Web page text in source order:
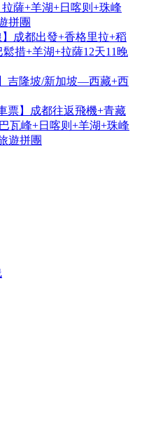
薩+羊湖+日喀则+珠峰
拼團
成都出發+香格里拉+稻
措+羊湖+拉薩12天11晚
吉隆坡/新加坡—西藏+西
票】成都往返飛機+青藏
瓦峰+日喀则+羊湖+珠峰
遊拼團